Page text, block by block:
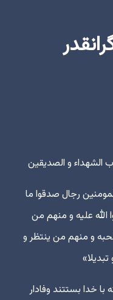
الشهداء و الصدیقین
رجال صدقوا ما
الله علیه و منهم من
و منهم من ینتظر و
تبدیلا»
خدا بستتند وفادار